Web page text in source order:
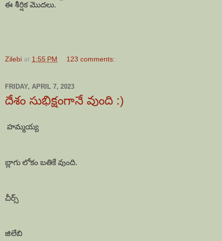
ఈ శీర్షిక మొదలు.
Zilebi at 1:55 PM 123 comments:
FRIDAY, APRIL 7, 2023
దేశం సుభిక్షంగానే వుంది :)
హమ్మయ్య
బ్లాగు లోకం బతికే వుంది.
చీర్స్
జిలేబి